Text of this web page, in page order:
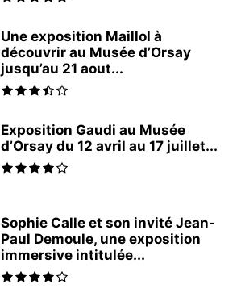
Une exposition Maillol à
découvrir au Musée d’Orsay
jusqu’au 21 aout...
Exposition Gaudi au Musée
d’Orsay du 12 avril au 17 juillet...
Sophie Calle et son invité Jean-
Paul Demoule, une exposition
immersive intitulée...